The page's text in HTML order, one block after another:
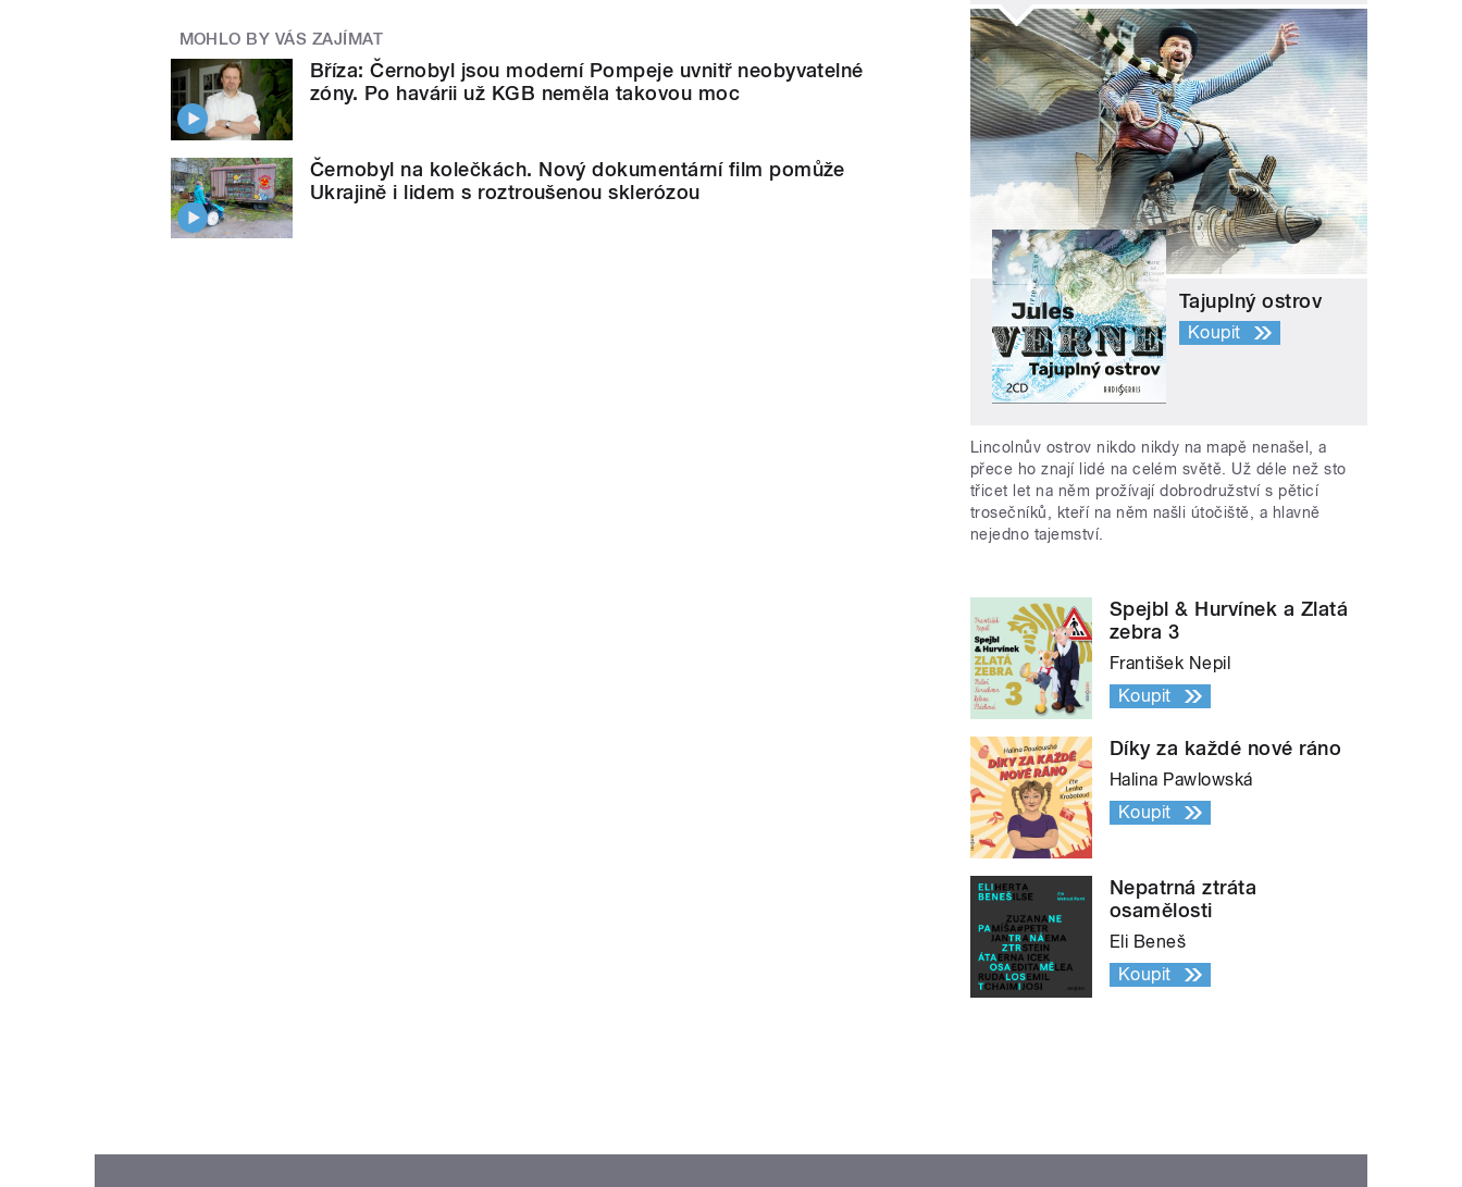
MOHLO BY VÁS ZAJÍMAT
Bříza: Černobyl jsou moderní Pompeje uvnitř neobyvatelné
zóny. Po havárii už KGB neměla takovou moc
Černobyl na kolečkách. Nový dokumentární film pomůže
Ukrajině i lidem s roztroušenou sklerózou
Tajuplný ostrov
Koupit
Lincolnův ostrov nikdo nikdy na mapě nenašel, a
přece ho znají lidé na celém světě. Už déle než sto
třicet let na něm prožívají dobrodružství s pěticí
trosečníků, kteří na něm našli útočiště, a hlavně
nejedno tajemství.
Spejbl & Hurvínek a Zlatá
zebra 3
František Nepil
Koupit
Díky za každé nové ráno
Halina Pawlowská
Koupit
Nepatrná ztráta
osamělosti
Eli Beneš
Koupit